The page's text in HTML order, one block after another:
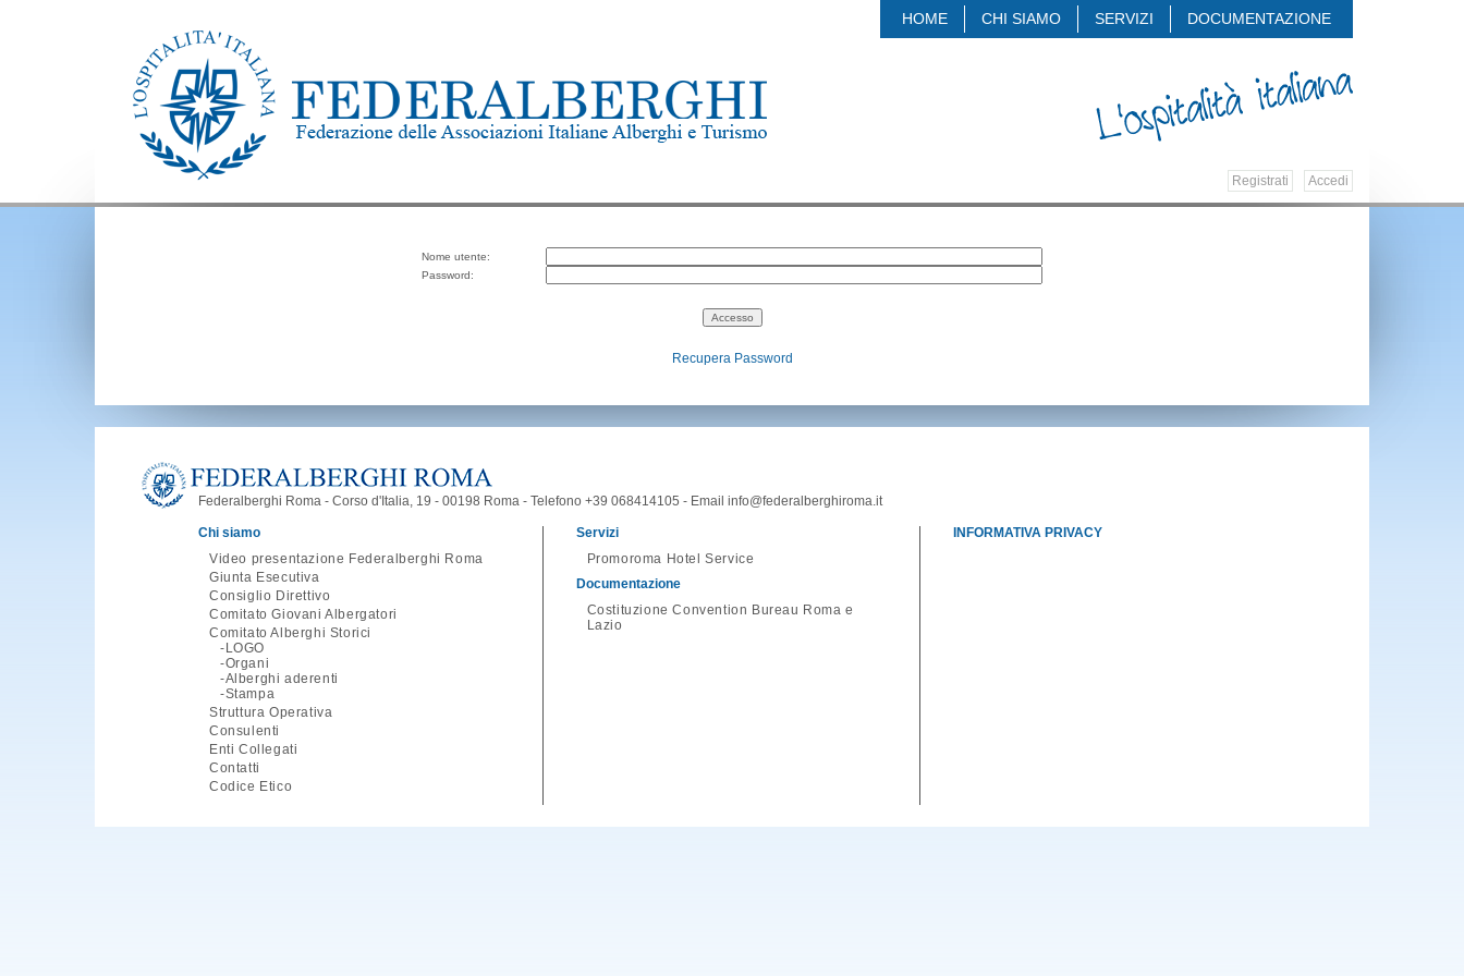
HOME CHI SIAMO SERVIZI DOCUMENTAZIONE
Registrati Accedi
Nome utente:
Password:
Recupera Password
Federalberghi Roma - Corso d'Italia, 19 - 00198 Roma - Telefono +39 068414105 - Email info@federalberghiroma.it
Chi siamo
Video presentazione Federalberghi Roma
Giunta Esecutiva
Consiglio Direttivo
Comitato Giovani Albergatori
Comitato Alberghi Storici
LOGO
Organi
Alberghi aderenti
Stampa
Struttura Operativa
Consulenti
Enti Collegati
Contatti
Codice Etico
Servizi
Promoroma Hotel Service
Documentazione
Costituzione Convention Bureau Roma e
Lazio
INFORMATIVA PRIVACY